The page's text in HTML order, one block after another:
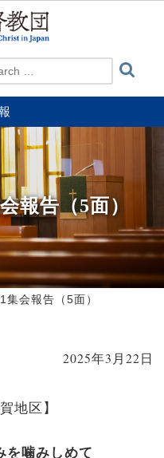
報告（5面）
集会報告（5面）
2025年3月22日
地区 】
を噛みしめて